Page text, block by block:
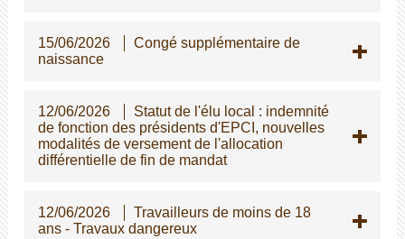
15/06/2026
Congé supplémentaire de
naissance
12/06/2026
Statut de l'élu local : indemnité
de fonction des présidents d'EPCI, nouvelles
modalités de versement de l'allocation
différentielle de fin de mandat
12/06/2026
Travailleurs de moins de 18
ans - Travaux dangereux